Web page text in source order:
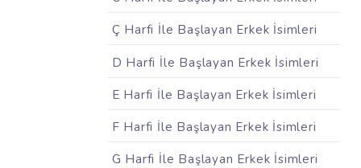
Ç Harfi İle Başlayan Erkek İsimleri
D Harfi İle Başlayan Erkek İsimleri
E Harfi İle Başlayan Erkek İsimleri
F Harfi İle Başlayan Erkek İsimleri
G Harfi İle Başlayan Erkek İsimleri